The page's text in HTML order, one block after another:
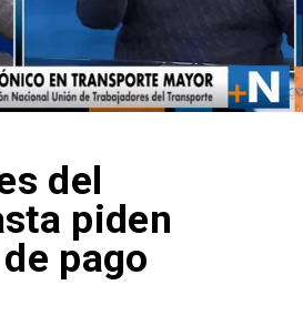
del
piden
pago